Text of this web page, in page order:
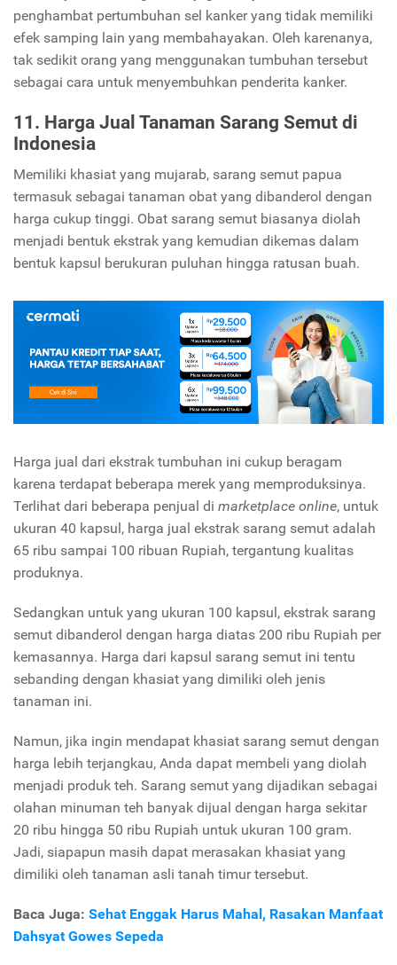
penghambat pertumbuhan sel kanker yang tidak memiliki
efek samping lain yang membahayakan. Oleh karenanya,
tak sedikit orang yang menggunakan tumbuhan tersebut
sebagai cara untuk menyembuhkan penderita kanker.
11. Harga Jual Tanaman Sarang Semut di
Indonesia
Memiliki khasiat yang mujarab, sarang semut papua
termasuk sebagai tanaman obat yang dibanderol dengan
harga cukup tinggi. Obat sarang semut biasanya diolah
menjadi bentuk ekstrak yang kemudian dikemas dalam
bentuk kapsul berukuran puluhan hingga ratusan buah.
Harga jual dari ekstrak tumbuhan ini cukup beragam
karena terdapat beberapa merek yang memproduksinya.
Terlihat dari beberapa penjual di marketplace online, untuk
ukuran 40 kapsul, harga jual ekstrak sarang semut adalah
65 ribu sampai 100 ribuan Rupiah, tergantung kualitas
produknya.
Sedangkan untuk yang ukuran 100 kapsul, ekstrak sarang
semut dibanderol dengan harga diatas 200 ribu Rupiah per
kemasannya. Harga dari kapsul sarang semut ini tentu
sebanding dengan khasiat yang dimiliki oleh jenis
tanaman ini.
Namun, jika ingin mendapat khasiat sarang semut dengan
harga lebih terjangkau, Anda dapat membeli yang diolah
menjadi produk teh. Sarang semut yang dijadikan sebagai
olahan minuman teh banyak dijual dengan harga sekitar
20 ribu hingga 50 ribu Rupiah untuk ukuran 100 gram.
Jadi, siapapun masih dapat merasakan khasiat yang
dimiliki oleh tanaman asli tanah timur tersebut.
Baca Juga: Sehat Enggak Harus Mahal, Rasakan Manfaat
Dahsyat Gowes Sepeda